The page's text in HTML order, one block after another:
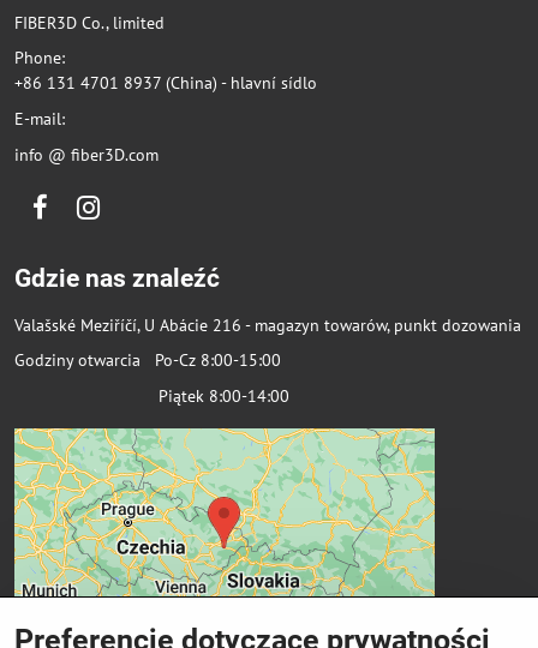
FIBER3D Co., limited
Phone:
+86 131 4701 8937 (China) - hlavní sídlo
E-mail:
info @ fiber3D.com
FacebookInstagram
Gdzie nas znaleźć
Valašské Meziříčí, U Abácie 216 - magazyn towarów, punkt dozowania
Godziny otwarcia Po-Cz 8:00-15:00
Piątek 8:00-14:00
Preferencje dotyczące prywatności